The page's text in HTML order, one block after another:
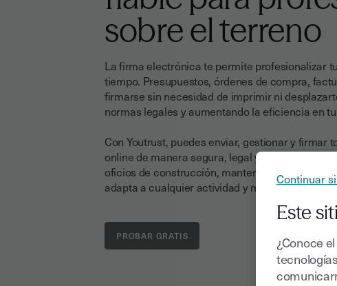
sobre el terreno
La firma electrónica te permite profesionalizar
tiempo. Presupuestos, órdenes de compra,
firmarse sin necesidad de imprimir ni
normas legales y aumentando la eficiencia en
Con Youtrust, puedes enviar, gestionar y firmar
online de manera segura, legal y trazable. Una
oficios de construcción, mantenimiento o
adapta a cualquier actividad y mejora laContinuar
Este
¿Conoce